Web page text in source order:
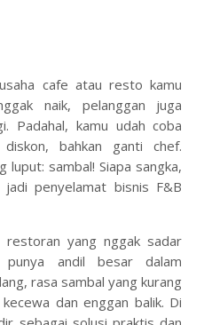
cafe atau resto kamu
naik, pelanggan juga
Padahal, kamu udah coba
bahkan ganti chef.
luput: sambal! Siapa sangka,
penyelamat bisnis F&B
restoran yang nggak sadar
andil besar dalam
rasa sambal yang kurang
dan enggan balik. Di